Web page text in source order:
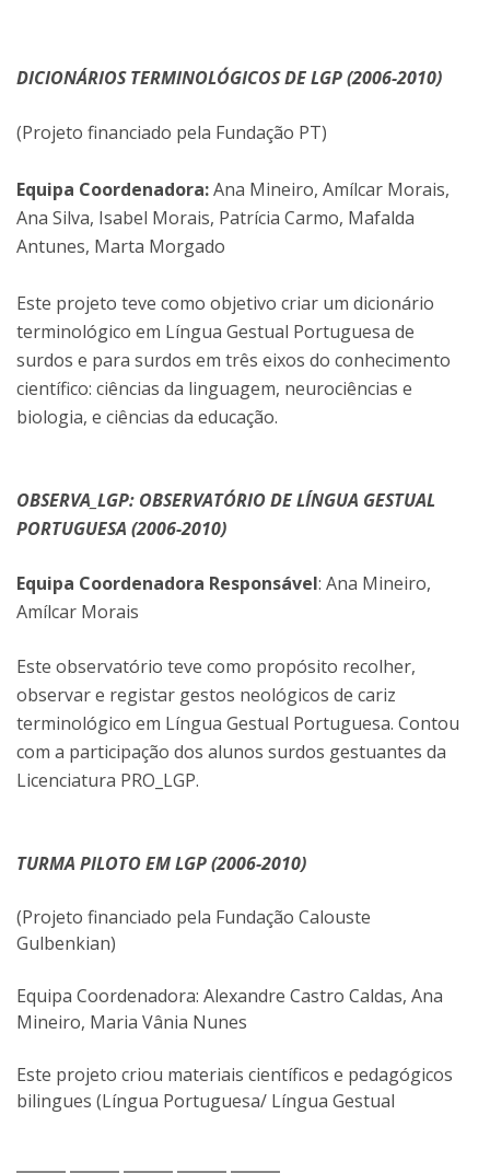
DICIONÁRIOS TERMINOLÓGICOS DE LGP (2006-2010)
(Projeto financiado pela Fundação PT)
Equipa Coordenadora:Ana Mineiro, Amílcar Morais,
Ana Silva, Isabel Morais, Patrícia Carmo, Mafalda
Antunes, Marta Morgado
Este projeto teve como objetivo criar um dicionário
terminológico em Língua Gestual Portuguesa de
surdos e para surdos em três eixos do conhecimento
científico: ciências da linguagem, neurociências e
biologia, e ciências da educação.
OBSERVA_LGP: OBSERVATÓRIO DE LÍNGUA GESTUAL
PORTUGUESA (2006-2010)
Equipa Coordenadora Responsável: Ana Mineiro,
Amílcar Morais
Este observatório teve como propósito recolher,
observar e registar gestos neológicos de cariz
terminológico em Língua Gestual Portuguesa. Contou
com a participação dos alunos surdos gestuantes da
Licenciatura PRO_LGP.
TURMA PILOTO EM LGP (2006-2010)
(Projeto financiado pela Fundação Calouste
Gulbenkian)
Equipa Coordenadora: Alexandre Castro Caldas, Ana
Mineiro, Maria Vânia Nunes
Este projeto criou materiais científicos e pedagógicos
bilingues (Língua Portuguesa/ Língua Gestual